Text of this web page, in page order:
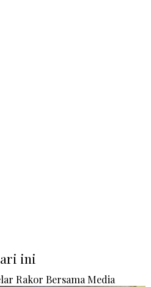
ini
Rakor Bersama Media